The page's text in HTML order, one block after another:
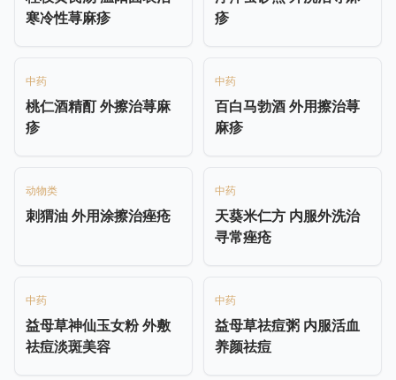
寒冷性荨麻疹
疹
中药
桃仁酒精酊 外擦治荨麻
疹
中药
百白马勃酒 外用擦治荨
麻疹
动物类
刺猬油 外用涂擦治痤疮
中药
天葵米仁方 内服外洗治
寻常痤疮
中药
益母草神仙玉女粉 外敷
祛痘淡斑美容
中药
益母草祛痘粥 内服活血
养颜祛痘